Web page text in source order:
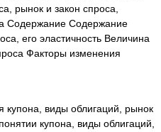
рынок и закон спроса,
Содержание Содержание
его эластичность Величина
Факторы изменения
виды облигаций, рынок
купона, виды облигаций,